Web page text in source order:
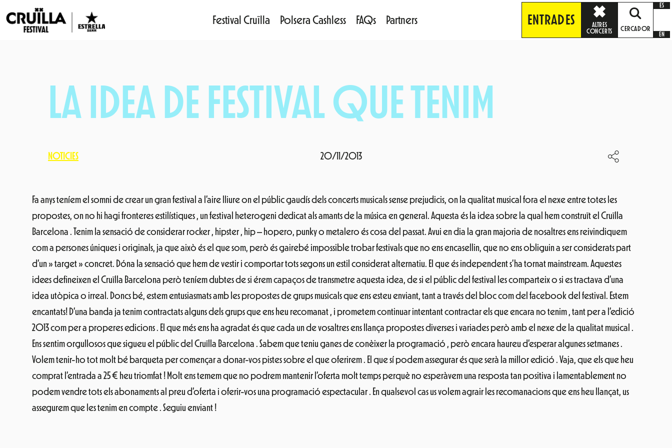
Festival Cruïlla Polsera Cashless FAQs Partners ENTRADES
ALTRES
CONCERTS
CERCADOR
ES
EN
LA IDEA DE FESTIVAL QUE TENIM
NOTICIES 20/11/2013
Fa anys teníem el somni de crear un gran festival a l’aire lliure on el públic gaudís dels concerts musicals sense prejudicis, on la qualitat musical fora el nexe entre totes les
propostes, on no hi hagi fronteres estilístiques , un festival heterogeni dedicat als amants de la música en general. Aquesta és la idea sobre la qual hem construït el Cruïlla
Barcelona . Tenim la sensació de considerar rocker , hipster , hip – hopero, punky o metalero és cosa del passat. Avui en dia la gran majoria de nosaltres ens reivindiquem
com a persones úniques i originals, ja que això és el que som, però és gairebé impossible trobar festivals que no ens encasellin, que no ens obliguin a ser considerats part
d’un » target » concret. Dóna la sensació que hem de vestir i comportar tots segons un estil considerat alternatiu. El que és independent s’ha tornat mainstream. Aquestes
idees defineixen el Cruïlla Barcelona però teníem dubtes de si érem capaços de transmetre aquesta idea, de si el públic del festival les comparteix o si es tractava d’una
idea utòpica o irreal. Doncs bé, estem entusiasmats amb les propostes de grups musicals que ens esteu enviant, tant a través del bloc com del facebook del festival. Estem
encantats! D’una banda ja tenim contractats alguns dels grups que ens heu recomanat , i prometem continuar intentant contractar els que encara no tenim , tant per a l’edició
2013 com per a properes edicions . El que més ens ha agradat és que cada un de vosaltres ens llança propostes diverses i variades però amb el nexe de la qualitat musical .
Ens sentim orgullosos que sigueu el públic del Cruïlla Barcelona . Sabem que teniu ganes de conèixer la programació , però encara haureu d’esperar algunes setmanes .
Volem tenir-ho tot molt bé barqueta per començar a donar-vos pistes sobre el que oferirem . El que sí podem assegurar és que serà la millor edició . Vaja, que els que heu
comprat l’entrada a 25 € heu triomfat ! Molt ens temem que no podrem mantenir l’oferta molt temps perquè no esperàvem una resposta tan positiva i lamentablement no
podem vendre tots els abonaments al preu d’oferta i oferir-vos una programació espectacular . En qualsevol cas us volem agrair les recomanacions que ens heu llançat, us
assegurem que les tenim en compte . Seguiu enviant !